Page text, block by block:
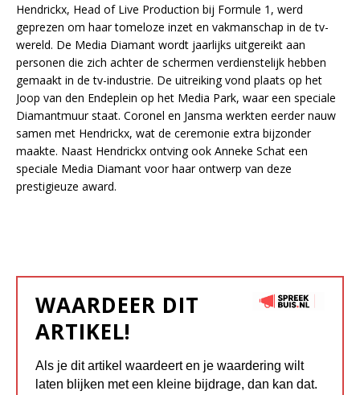
Hendrickx, Head of Live Production bij Formule 1, werd
geprezen om haar tomeloze inzet en vakmanschap in de tv-
wereld. De Media Diamant wordt jaarlijks uitgereikt aan
personen die zich achter de schermen verdienstelijk hebben
gemaakt in de tv-industrie. De uitreiking vond plaats op het
Joop van den Endeplein op het Media Park, waar een speciale
Diamantmuur staat. Coronel en Jansma werkten eerder nauw
samen met Hendrickx, wat de ceremonie extra bijzonder
maakte. Naast Hendrickx ontving ook Anneke Schat een
speciale Media Diamant voor haar ontwerp van deze
prestigieuze award.
WAARDEER DIT
ARTIKEL!
Als je dit artikel waardeert en je waardering wilt
laten blijken met een kleine bijdrage, dan kan dat.